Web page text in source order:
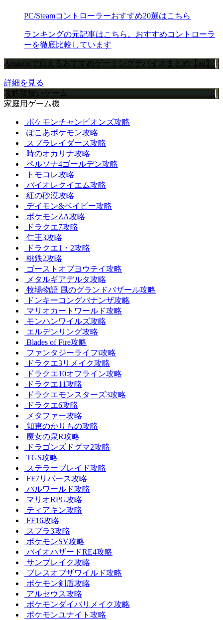
PC/Steamコントローラーおすすめ20選はこちら
ランキングの元記事はこちら。おすすめコントローラ
ーを徹底比較しています
Amazonで買えるおすすめゲーミングデバイスまとめ【ad】
詳細を見る
攻略取扱いゲーム
家庭用ゲーム機
ポケモンチャンピオンズ攻略
ぽこあポケモン攻略
スプラレイダース攻略
時のオカリナ攻略
ペルソナ4ゴールデン攻略
トモコレ攻略
バイオレクイエム攻略
紅の砂漠攻略
デイモン&ベイビー攻略
ポケモンZA攻略
ドラクエ7攻略
仁王3攻略
ドラクエ1・2攻略
桃鉄2攻略
ゴーストオブヨウテイ攻略
メタルギアデルタ攻略
牧場物語 風のグランドバザール攻略
ドンキーコングバナンザ攻略
マリオカートワールド攻略
モンハンワイルズ攻略
エルデンリング攻略
Blades of Fire攻略
ファンタジーライフi攻略
ドラクエ3リメイク攻略
ドラクエ10オフライン攻略
ドラクエ11攻略
ドラクエモンスターズ3攻略
ドラクエ6攻略
メタファー攻略
知恵のかりもの攻略
魔女の泉R攻略
ドラゴンズドグマ2攻略
TGS攻略
ステラーブレイド攻略
FF7リバース攻略
パルワールド攻略
マリオRPG攻略
ティアキン攻略
FF16攻略
スプラ3攻略
ポケモンSV攻略
バイオハザードRE4攻略
サンブレイク攻略
ブレスオブザワイルド攻略
ポケモン剣盾攻略
アルセウス攻略
ポケモンダイパリメイク攻略
ポケモンユナイト攻略